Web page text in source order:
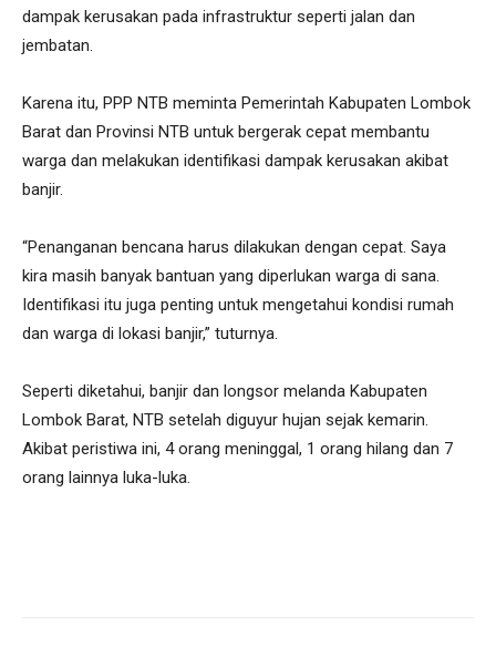
dampak kerusakan pada infrastruktur seperti jalan dan
jembatan.
Karena itu, PPP NTB meminta Pemerintah Kabupaten Lombok
Barat dan Provinsi NTB untuk bergerak cepat membantu
warga dan melakukan identifikasi dampak kerusakan akibat
banjir.
“Penanganan bencana harus dilakukan dengan cepat. Saya
kira masih banyak bantuan yang diperlukan warga di sana.
Identifikasi itu juga penting untuk mengetahui kondisi rumah
dan warga di lokasi banjir,” tuturnya.
Seperti diketahui, banjir dan longsor melanda Kabupaten
Lombok Barat, NTB setelah diguyur hujan sejak kemarin.
Akibat peristiwa ini, 4 orang meninggal, 1 orang hilang dan 7
orang lainnya luka-luka.